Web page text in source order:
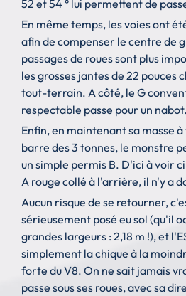
52 et 54 ° lui permettent de
En même temps, les voies ont
afin de compenser le centre de
passages de roues sont plus
les grosses jantes de 22 pouces
tout-terrain. A côté, le G
respectable passe pour un
Enfin, en maintenant sa masse à
barre des 3 tonnes, le monstre
un simple permis B. D'ici à voir
A rouge collé à l'arrière, il n'y a
Aucun risque de se retourner,
sérieusement posé eu sol (qu'il
grandes largeurs : 2,18 m !), et
simplement la chique à la
forte du V8. On ne sait jamais
passe sous ses roues, avec sa